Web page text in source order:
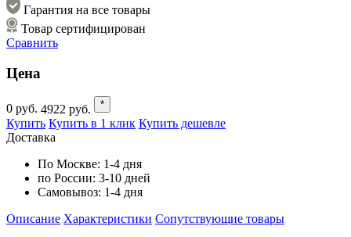
Гарантия на все товары
Товар сертифицирован
Сравнить
Цена
0 руб. 4922 руб. *
Купить Купить в 1 клик Купить дешевле
Доставка
По Москве: 1-4 дня
по России: 3-10 дней
Самовывоз: 1-4 дня
Описание Характеристики Cопутствующие товары